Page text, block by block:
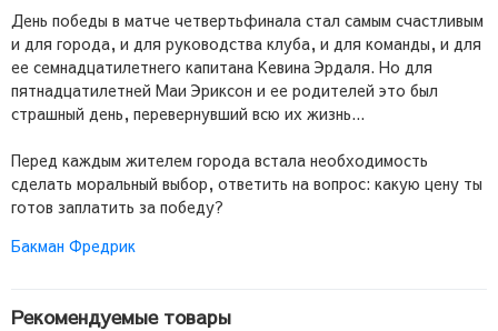
День победы в матче четвертьфинала стал самым счастливым
и для города, и для руководства клуба, и для команды, и для
ее семнадцатилетнего капитана Кевина Эрдаля. Но для
пятнадцатилетней Маи Эриксон и ее родителей это был
страшный день, перевернувший всю их жизнь...
Перед каждым жителем города встала необходимость
сделать моральный выбор, ответить на вопрос: какую цену ты
готов заплатить за победу?
Бакман Фредрик
Рекомендуемые товары